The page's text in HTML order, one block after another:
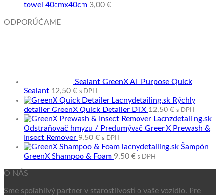
towel 40cmx40cm 3,00 €
ODPORÚČAME
Sealant GreenX All Purpose Quick
Sealant 12,50 € s DPH
Rýchly
detailer GreenX Quick Detailer DTX 12,50 € s DPH
Odstraňovač hmyzu / Predumývač GreenX Prewash &
Insect Remover 9,50 € s DPH
Šampón
GreenX Shampoo & Foam 9,50 € s DPH
O NÁS
Sme spoľahlivý partner v starostlivosti o vaše vozidlo. Pre